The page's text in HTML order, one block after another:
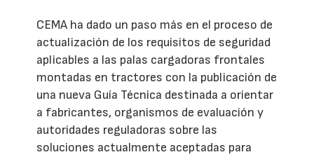
CEMA ha dado un paso más en el proceso de
actualización de los requisitos de seguridad
aplicables a las palas cargadoras frontales
montadas en tractores con la publicación de
una nueva Guía Técnica destinada a orientar
a fabricantes, organismos de evaluación y
autoridades reguladoras sobre las
soluciones actualmente aceptadas para